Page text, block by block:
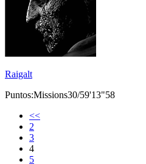
Raigalt
Puntos:Missions30/59'13"58
<<
2
3
4
5